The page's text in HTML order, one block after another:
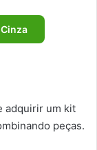
adquirir um kit
peças.